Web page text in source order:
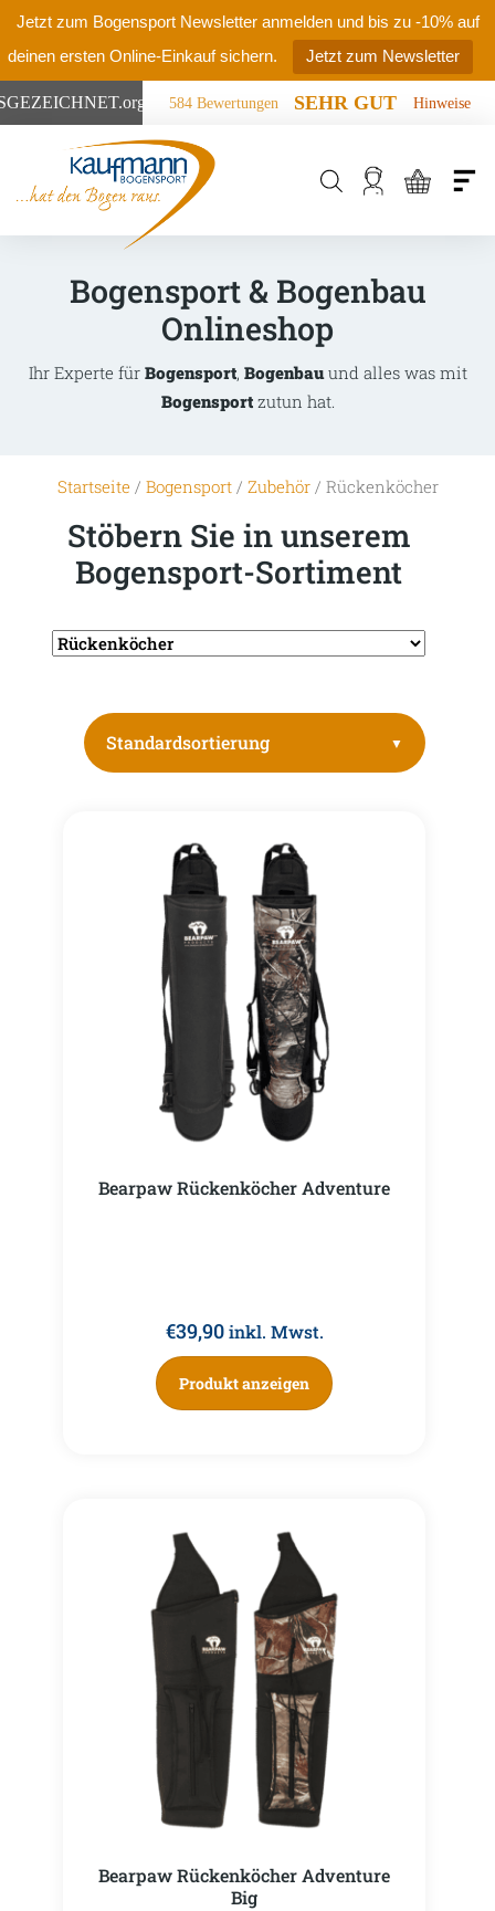
Jetzt zum Bogensport Newsletter anmelden und bis zu -10% auf
deinen ersten Online-Einkauf sichern.
Jetzt zum Newsletter
.org 584 Bewertungen SEHR GUT Hinweise
Products
search
Bogensport & Bogenbau
Onlineshop
Ihr Experte für Bogensport, Bogenbauund alles was mit
Bogensportzutun hat.
Startseite / Bogensport/ Zubehör/ Rückenköcher
Stöbern Sie in unserem
Bogensport-Sortiment
Bearpaw Rückenköcher Adventure
€39,90 inkl. Mwst.
Produkt anzeigen
Bearpaw Rückenköcher Adventure
Big